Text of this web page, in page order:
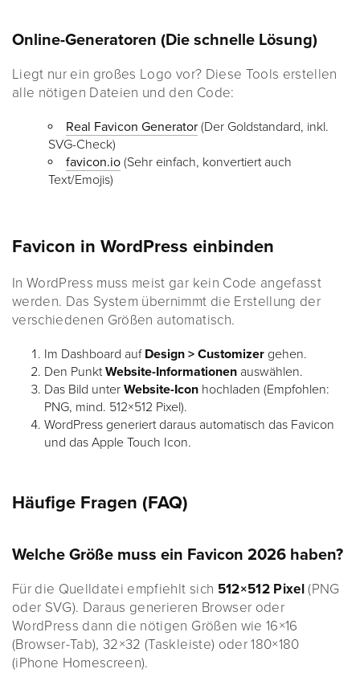
Online-Generatoren (Die schnelle Lösung)
Liegt nur ein großes Logo vor? Diese Tools erstellen
alle nötigen Dateien und den Code:
Real Favicon Generator (Der Goldstandard, inkl.
SVG-Check)
favicon.io (Sehr einfach, konvertiert auch
Text/Emojis)
Favicon in WordPress einbinden
In WordPress muss meist gar kein Code angefasst
werden. Das System übernimmt die Erstellung der
verschiedenen Größen automatisch.
Im Dashboard auf Design > Customizer gehen.
Den PunktWebsite-Informationen auswählen.
Das Bild unter Website-Icon hochladen (Empfohlen:
PNG, mind. 512×512 Pixel).
WordPress generiert daraus automatisch das Favicon
und das Apple Touch Icon.
Häufige Fragen (FAQ)
Welche Größe muss ein Favicon 2026 haben?
Für die Quelldatei empfiehlt sich 512×512 Pixel(PNG
oder SVG). Daraus generieren Browser oder
WordPress dann die nötigen Größen wie 16×16
(Browser-Tab), 32×32 (Taskleiste) oder 180×180
(iPhone Homescreen).